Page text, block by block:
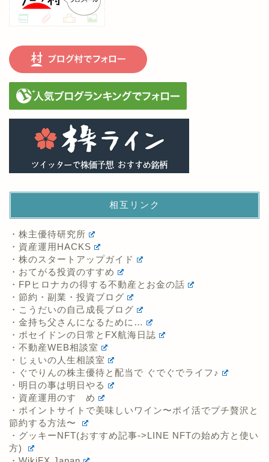
相互リンク
・株主優待研究所
・資産運用HACKS
・株のスタートアップガイド
・おてがる投資のすすめ
・FPヒロナカの得する不動産とお金の話
・節約・副業・投資ブログ
・こうだいの自己成長ブログ
・金持ち父さんになるために…
・ポセイドンの日常とFX航海日誌
・不動産WEB相談室
・じぇいの人生相談室
・ぐでりんの株主優待と配当で ぐでぐでライフ♪
・明日の事は明日やる
・資産運用のすゝめ
・ポイントサイトで美味しいワイン〜ポイ活でプチ贅沢と
節約する方法〜
・グッキーNFT(おすすめ記事->LINE NFTの始め方と使い
方)